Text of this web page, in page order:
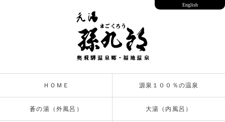
ＨＯＭＥ 源泉１００％の温泉
蒼の湯（外風呂） 大湯（内風呂）
English